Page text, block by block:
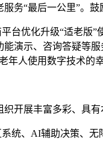
务“最后一公里”。
优化升级“适老版”
演示、咨询答疑等
人使用数字技术的幸
展丰富多彩、具有
、AI辅助决策、无